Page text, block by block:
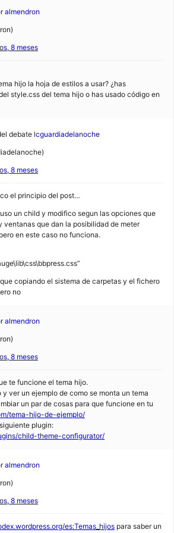
almendron
8 meses
hijo la hoja de estilos a usar? ¿has
style.css del tema hijo o has usado código en
debate lcguardiadelanoche
8 meses
el principio del post…
un child y modifico segun las opciones que
ventanas que dan la posibilidad de meter
en este caso no funciona.
copiando el sistema de carpetas y el fichero
no
almendron
8 meses
te funcione el tema hijo.
ver un ejemplo de como se monta un tema
un par de cosas para que funcione en tu
tema-hijo-de-ejemplo/
plugin:
child-theme-configurator/
almendron
8 meses
es:Temas_hijos para saber un